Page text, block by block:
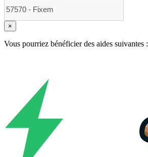
×
Vous pourriez bénéficier des aides suivantes :